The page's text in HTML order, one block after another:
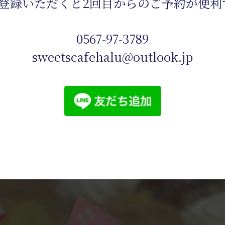
0567-97-3789
sweetscafehalu@outlook.jp